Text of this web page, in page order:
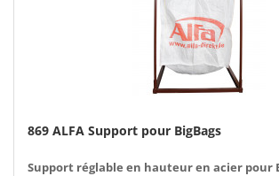
869 ALFA Support pour BigBags
Support réglable en hauteur en acier pour